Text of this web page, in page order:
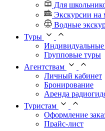
Для
Экскурсии на
Водные
Туры
Групповые туры
Агентствам
Личный кабинет
Бронирование
Аренда
Туристам
Оформление
Прайс-лист